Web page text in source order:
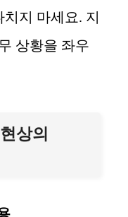
지 마세요. 지
상황을 좌우
상의